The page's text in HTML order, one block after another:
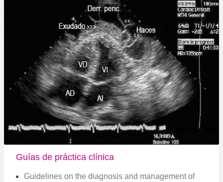
Guías de práctica clínica
Guidelines on the diagnosis and management of